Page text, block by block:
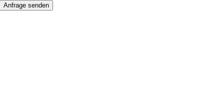
Anfrage senden